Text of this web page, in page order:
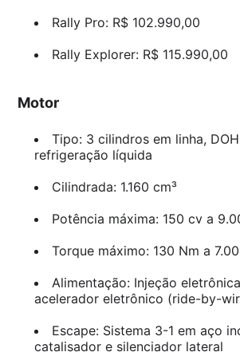
Rally Pro: R$ 102.990,00
Rally Explorer: R$ 115.990,00
Motor
Tipo: 3 cilindros em linha,
refrigeração líquida
Cilindrada: 1.160 cm³
Potência máxima: 150 cv a
Torque máximo: 130 Nm a
Alimentação: Injeção
acelerador eletrônico (ride-by-
Escape: Sistema 3-1 em aço
catalisador e silenciador lateral